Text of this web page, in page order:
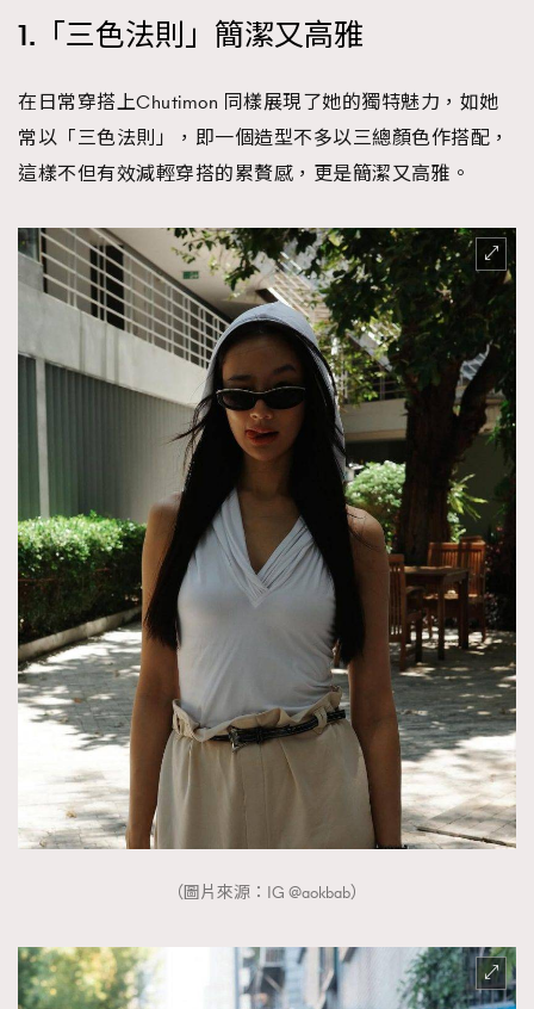
1.「三色法則」簡潔又高雅
在日常穿搭上Chutimon 同樣展現了她的獨特魅力，如她
常以「三色法則」，即一個造型不多以三總顏色作搭配，
這樣不但有效減輕穿搭的累贅感，更是簡潔又高雅。
（圖片來源：IG @aokbab）